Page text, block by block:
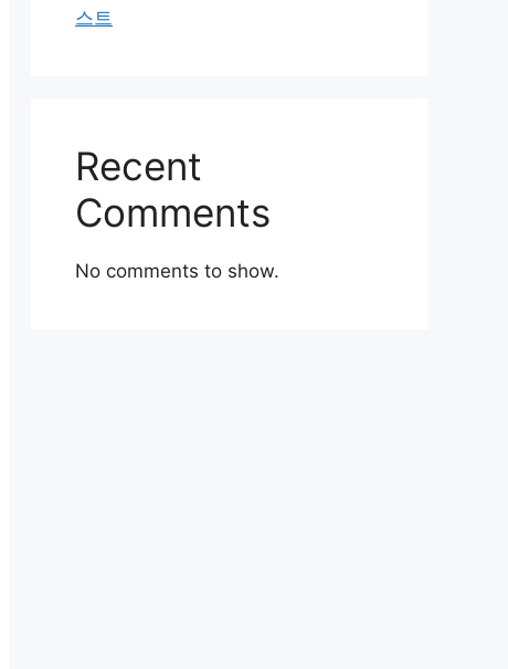
스트
Recent
Comments
No comments to show.